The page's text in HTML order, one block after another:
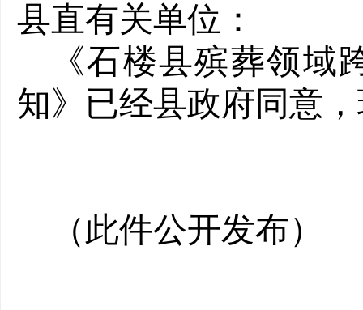
县直有关单位：
《石楼县殡葬领
知》已经县政府同意
（此件公开发布）